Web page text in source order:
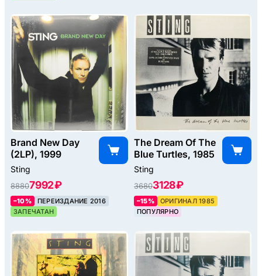
Brand New Day
(2LP), 1999
Sting
88807992 ₽
–10%
ПЕРЕИЗДАНИЕ 2016
ЗАПЕЧАТАН
The Dream Of The
Blue Turtles, 1985
Sting
36803128 ₽
–15%
ОРИГИНАЛ 1985
ПОПУЛЯРНО